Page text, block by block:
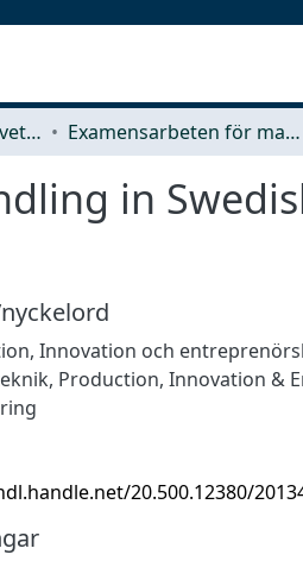
Industri- och materialvetenskap (IMS) Examensarbeten för masterexamen
in
, Innovation och
, Production, Innovation &
20.500.12380/